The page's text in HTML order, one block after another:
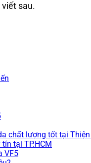
sau.
chất lượng tốt tại
tại TP.HCM
VF5